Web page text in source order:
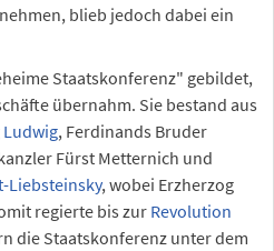
blieb jedoch dabei ein
Staatskonferenz" gebildet,
übernahm. Sie bestand aus
Ludwig, Ferdinands Bruder
Fürst Metternich und
Liebsteinsky, wobei Erzherzog
regierte bis zur Revolution
die Staatskonferenz unter dem